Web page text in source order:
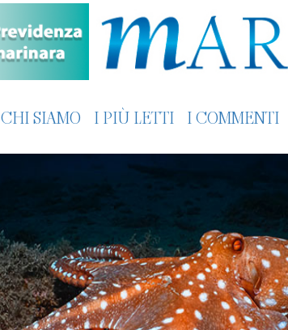
CHI SIAMO I PIÙ LETTI I COMMENTI